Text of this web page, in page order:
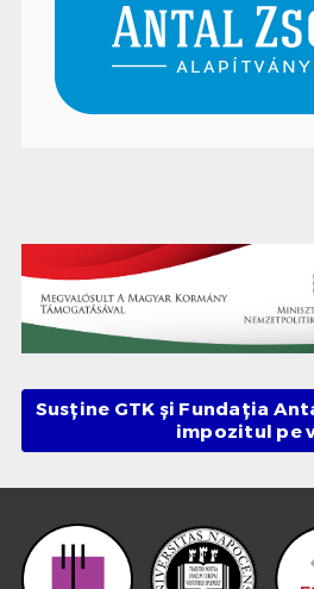
Susține GTK și Fundația
impozitul pe